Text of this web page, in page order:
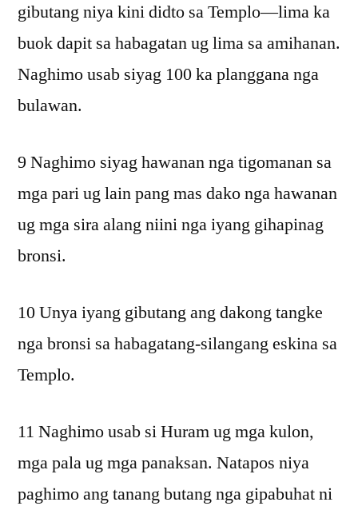
gibutang niya kini didto sa Templo—lima ka
buok dapit sa habagatan ug lima sa amihanan.
Naghimo usab siyag 100 ka planggana nga
bulawan.
9 Naghimo siyag hawanan nga tigomanan sa
mga pari ug lain pang mas dako nga hawanan
ug mga sira alang niini nga iyang gihapinag
bronsi.
10 Unya iyang gibutang ang dakong tangke
nga bronsi sa habagatang-silangang eskina sa
Templo.
11 Naghimo usab si Huram ug mga kulon,
mga pala ug mga panaksan. Natapos niya
paghimo ang tanang butang nga gipabuhat ni